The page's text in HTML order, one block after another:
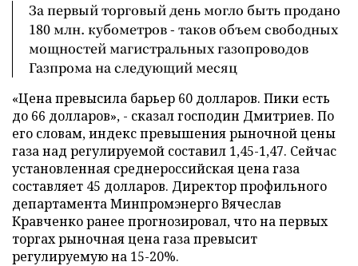
За первый торговый день могло быть продано
180 млн. кубометров - таков объем свободных
мощностей магистральных газопроводов
Газпрома на следующий месяц
«Цена превысила барьер 60 долларов. Пики есть
до 66 долларов», - сказал господин Дмитриев. По
его словам, индекс превышения рыночной цены
газа над регулируемой составил 1,45-1,47. Сейчас
установленная среднероссийская цена газа
составляет 45 долларов. Директор профильного
департамента Минпромэнерго Вячеслав
Кравченко ранее прогнозировал, что на первых
торгах рыночная цена газа превысит
регулируемую на 15-20%.